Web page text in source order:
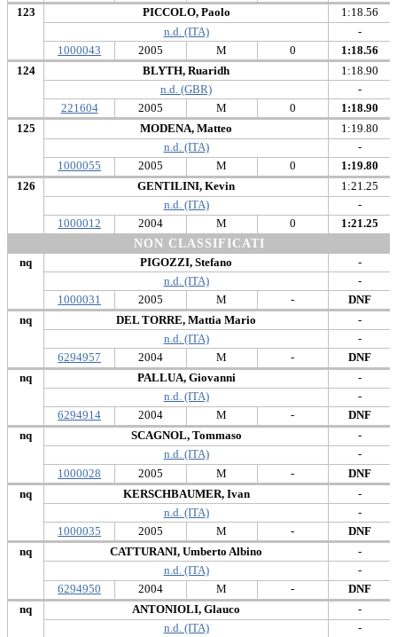
123
1000043
PICCOLO, Paolo
2005 M
n.d. (ITA)
1:18.56
-
1:18.56
0
124
221604
BLYTH, Ruaridh
2005 M
n.d. (GBR)
1:18.90
-
1:18.90
0
125
1000055
MODENA, Matteo
2005 M
n.d. (ITA)
1:19.80
-
1:19.80
0
126
1000012
GENTILINI, Kevin
2004 M
n.d. (ITA)
1:21.25
-
1:21.25
0
NON CLASSIFICATI
nq
1000031
PIGOZZI, Stefano
2005 M
n.d. (ITA)
-
-
DNF
-
nq
6294957
DEL TORRE, Mattia Mario
2004 M
n.d. (ITA)
-
-
DNF
-
nq
6294914
PALLUA, Giovanni
2004 M
n.d. (ITA)
-
-
DNF
-
nq
1000028
SCAGNOL, Tommaso
2005 M
n.d. (ITA)
-
-
DNF
-
nq
1000035
KERSCHBAUMER, Ivan
2005 M
n.d. (ITA)
-
-
DNF
-
nq
6294950
CATTURANI, Umberto Albino
2004 M
n.d. (ITA)
-
-
DNF
-
nq
ANTONIOLI, Glauco
n.d. (ITA)
-
-